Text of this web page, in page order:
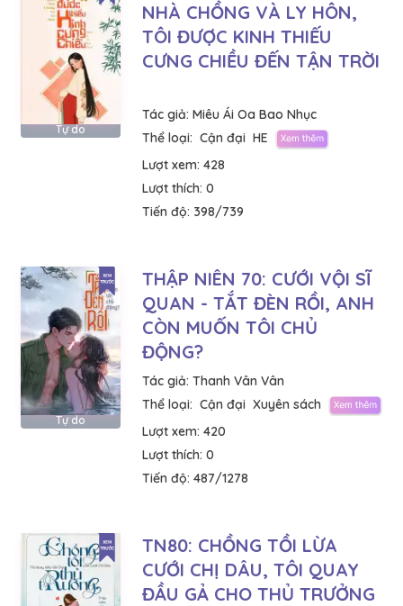
Tự do
NHÀ CHỒNG VÀ LY HÔN,
TÔI ĐƯỢC KINH THIẾU
CƯNG CHIỀU ĐẾN TẬN TRỜI
Tác giả: Miêu Ái Oa Bao Nhục
Thể loại: Cận đại HE
Lượt xem: 428
Lượt thích: 0
Tiến độ: 398/739
Tự do
THẬP NIÊN 70: CƯỚI VỘI SĨ
QUAN - TẮT ĐÈN RỒI, ANH
CÒN MUỐN TÔI CHỦ
ĐỘNG?
Tác giả: Thanh Vân Vân
Thể loại: Cận đại Xuyên sách
Lượt xem: 420
Lượt thích: 0
Tiến độ: 487/1278
TN80: CHỒNG TỒI LỪA
CƯỚI CHỊ DÂU, TÔI QUAY
ĐẦU GẢ CHO THỦ TRƯỞNG